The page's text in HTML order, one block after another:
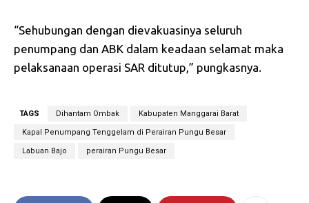
“Sehubungan dengan dievakuasinya seluruh
penumpang dan ABK dalam keadaan selamat maka
pelaksanaan operasi SAR ditutup,” pungkasnya.
TAGS Dihantam Ombak Kabupaten Manggarai Barat
Kapal Penumpang Tenggelam di Perairan Pungu Besar
Labuan Bajo perairan Pungu Besar